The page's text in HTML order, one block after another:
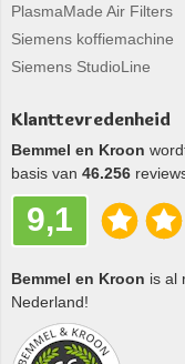
PlasmaMade Air Filters
Siemens koffiemachine
Siemens StudioLine
Klanttevredenheid
Bemmel en Kroon
basis van 46.256
9,1
Bemmel en Kroon is al
Nederland!